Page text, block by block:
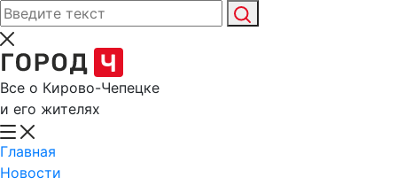
Все о Кирово-Чепецке
и его жителях
Главная
Новости